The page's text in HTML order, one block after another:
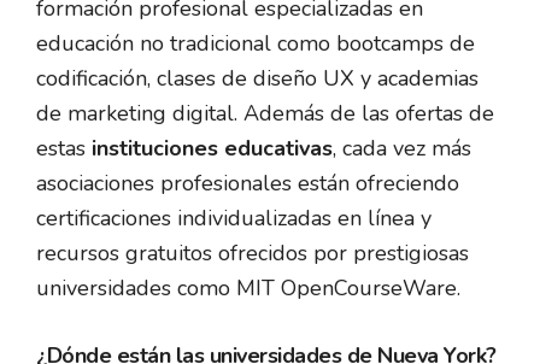
formación profesional especializadas en
educación no tradicional como bootcamps de
codificación, clases de diseño UX y academias
de marketing digital. Además de las ofertas de
estas instituciones educativas, cada vez más
asociaciones profesionales están ofreciendo
certificaciones individualizadas en línea y
recursos gratuitos ofrecidos por prestigiosas
universidades como MIT OpenCourseWare.
¿Dónde están las universidades de Nueva York?